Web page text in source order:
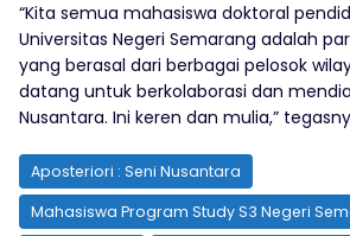
“Kita semua mahasiswa doktoral
Universitas Negeri Semarang adalah
yang berasal dari berbagai pelosok
datang untuk berkolaborasi dan
Nusantara. Ini keren dan mulia,”
Aposteriori : Seni Nusantara
Mahasiswa Program Study S3 Negeri